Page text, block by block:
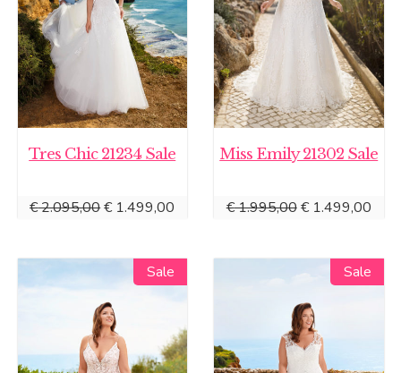
Tres Chic 21234 Sale
€2.095,00Oorspronkelijke
€ 2.095,00.
€1.499,00
Miss Emily 21302 Sale
€1.995,00Oorspronkelijke
€ 1.995,00.
€1.499,00
€
Sale Sale